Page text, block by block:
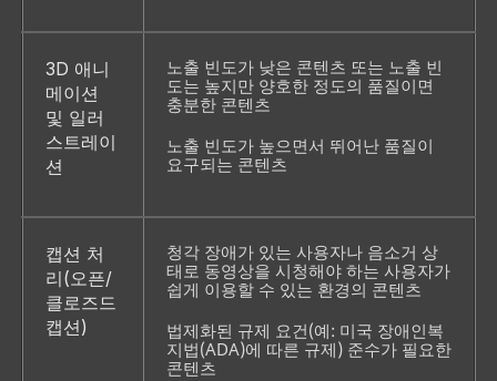
3D 애니
메이션
및 일러
스트레이
션
노출 빈도가 낮은 콘텐츠 또는 노출 빈
도는 높지만 양호한 정도의 품질이면
충분한 콘텐츠
노출 빈도가 높으면서 뛰어난 품질이
요구되는 콘텐츠
캡션 처
리(오픈/
클로즈드
캡션)
청각 장애가 있는 사용자나 음소거 상
태로 동영상을 시청해야 하는 사용자가
쉽게 이용할 수 있는 환경의 콘텐츠
법제화된 규제 요건(예: 미국 장애인복
지법(ADA)에 따른 규제) 준수가 필요한
콘텐츠